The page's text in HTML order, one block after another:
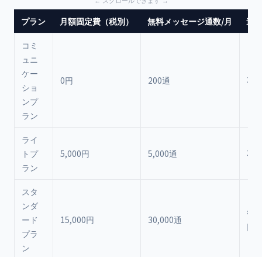
プラン 月額固定費（税別） 無料メッセージ通数/月 追
コミ
ュニ
ケー
ショ
ンプ
ラン
0円 200通 不
ライ
トプ
ラン
5,000円 5,000通 不
スタ
ンダ
ード
プラ
ン
15,000円 30,000通
従
円/